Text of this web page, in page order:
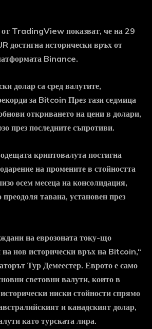
от TradingView показват, че на 29
достигна исторически връх от
Binance.
долар са сред валутите,
за Bitcoin През тази седмица
откриването на цени в долари,
през последните съпротиви.
криптовалута постигна
на промените в стойността
осем месеца на консолидация,
тавана, установен през
на еврозоната току-що
на нов исторически връх на Bitcoin,“
Тур Демеестер. Еврото е само
световни валути, които в
ниски стойности спрямо
и канадският долар,
като турската лира.